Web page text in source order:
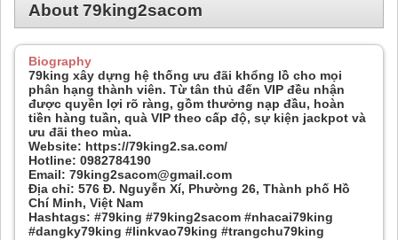
About 79king2sacom
Biography
79king xây dựng hệ thống ưu đãi khổng lồ cho mọi
phân hạng thành viên. Từ tân thủ đến VIP đều nhận
được quyền lợi rõ ràng, gồm thưởng nạp đầu, hoàn
tiền hàng tuần, quà VIP theo cấp độ, sự kiện jackpot và
ưu đãi theo mùa.
Website: https://79king2.sa.com/
Hotline: 0982784190
Email: 79king2sacom@gmail.com
Địa chỉ: 576 Đ. Nguyễn Xí, Phường 26, Thành phố Hồ
Chí Minh, Việt Nam
Hashtags: #79king #79king2sacom #nhacai79king
#dangky79king #linkvao79king #trangchu79king